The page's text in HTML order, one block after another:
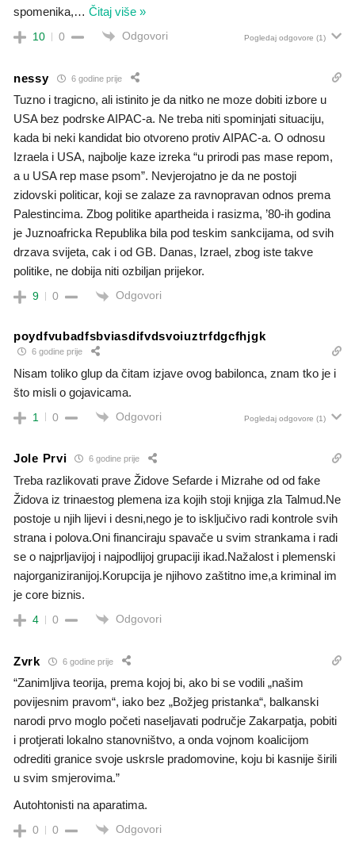
spomenika,… Čitaj više »
10 0 Odgovori Pogledaj odgovore (1)
nessy 6 godine prije
Tuzno i tragicno, ali istinito je da nitko ne moze dobiti izbore u
USA bez podrske AIPAC-a. Ne treba niti spominjati situaciju,
kada bi neki kandidat bio otvoreno protiv AIPAC-a. O odnosu
Izraela i USA, najbolje kaze izreka “u prirodi pas mase repom,
a u USA rep mase psom”. Nevjerojatno je da ne postoji
zidovski politicar, koji se zalaze za ravnopravan odnos prema
Palestincima. Zbog politike apartheida i rasizma, ’80-ih godina
je Juznoafricka Republika bila pod teskim sankcijama, od svih
drzava svijeta, cak i od GB. Danas, Izrael, zbog iste takve
politike, ne dobija niti ozbiljan prijekor.
9 0 Odgovori
poydfvubadfsbviasdifvdsvoiuztrfdgcfhjgk
6 godine prije
Nisam toliko glup da čitam izjave ovog babilonca, znam tko je i
što misli o gojavicama.
1 0 Odgovori Pogledaj odgovore (1)
Jole Prvi 6 godine prije
Treba razlikovati prave Židove Sefarde i Mizrahe od od fake
Židova iz trinaestog plemena iza kojih stoji knjiga zla Talmud.Ne
postoje u njih lijevi i desni,nego je to isključivo radi kontrole svih
strana i polova.Oni financiraju spavače u svim strankama i radi
se o najprljavijoj i najpodlijoj grupaciji ikad.Nažalost i plemenski
najorganiziranijoj.Korupcija je njihovo zaštitno ime,a kriminal im
je core biznis.
4 0 Odgovori
Zvrk 6 godine prije
“Zanimljiva teorija, prema kojoj bi, ako bi se vodili „našim
povijesnim pravom“, iako bez „Božjeg pristanka“, balkanski
narodi prvo moglo početi naseljavati područje Zakarpatja, pobiti
i protjerati lokalno stanovništvo, a onda vojnom koalicijom
odrediti granice svoje uskrsle pradomovine, koju bi kasnije širili
u svim smjerovima.”
Autohtonisti na aparatima.
0 0 Odgovori